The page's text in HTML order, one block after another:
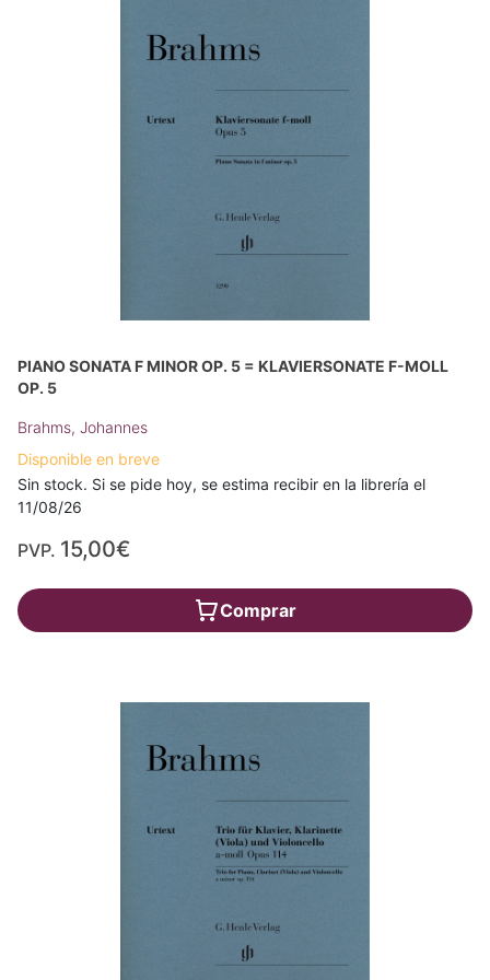
PIANO SONATA F MINOR OP. 5 = KLAVIERSONATE F-MOLL
OP. 5
Brahms, Johannes
Disponible en breve
Sin stock. Si se pide hoy, se estima recibir en la librería el
11/08/26
PVP. 15,00€
Comprar